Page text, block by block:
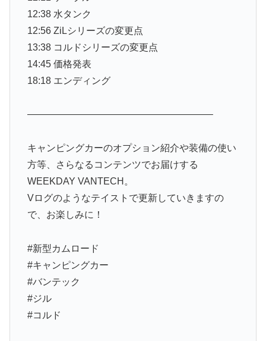
12:38 水タンク
12:56 ZiLシリーズの変更点
13:38 コルドシリーズの変更点
14:45 価格発表
18:18 エンディング
———————————————————–
キャンピングカーのオプション紹介や装備の使い
方等、さらなるコンテンツでお届けする
WEEKDAY VANTECH。
Vログのようなテイストで更新していきますの
で、お楽しみに！
#新型カムロード
#キャンピングカー
#バンテック
#ジル
#コルド